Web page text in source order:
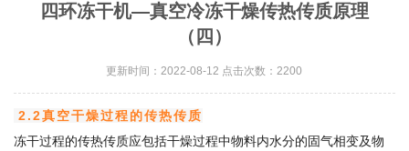
四环冻干机—真空冷冻干燥传热传质原理
（四）
更新时间：2022-08-12 点击次数：2200
2.2真空干燥过程的传热传质
冻干过程的传热传质应包括干燥过程中物料内水分的固气相变及物